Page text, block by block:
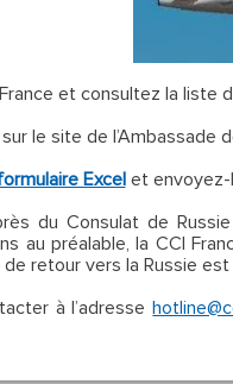
et consultez la liste
le site de l’Ambassade
Excelet envoyez-
du Consulat de
au préalable, la CCI
retour vers la Russie
à l’adresse